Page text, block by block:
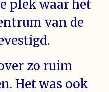
plek waar het
van de
zo ruim
Het was ook